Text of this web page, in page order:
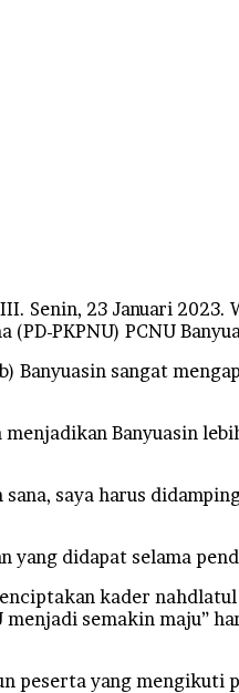
Senin, 23 Januari 2023.
PKPNU) PCNU
Banyuasin sangat
Banyuasin
saya harus
yang didapat selama
kader
semakin maju”
peserta yang mengikuti